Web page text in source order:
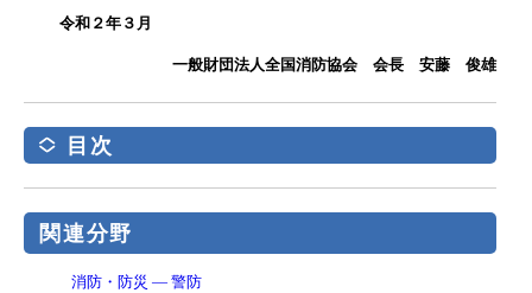
令和２年３月
一般財団法人全国消防協会 会長 安藤 俊雄
目次
関連分野
消防・防災 ― 警防